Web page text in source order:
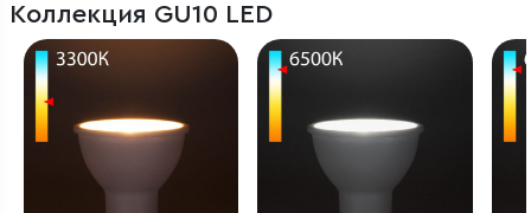
Коллекция GU10 LED